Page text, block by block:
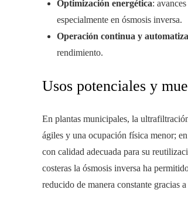
Optimización energética:
especialmente en ósmosis inversa.
Operación continua y
rendimiento.
Usos potenciales y
En plantas municipales, la
ágiles y una ocupación física menor;
con calidad adecuada para su
costeras la ósmosis inversa ha
reducido de manera constante gracias